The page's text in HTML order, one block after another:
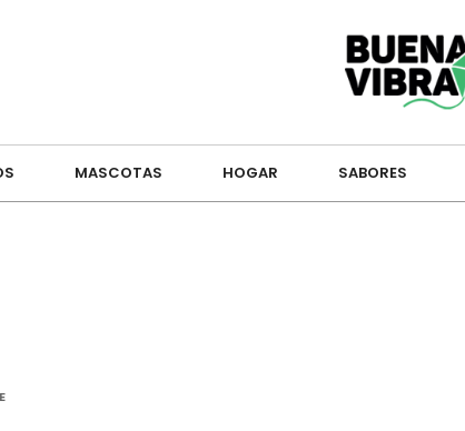
MASCOTAS HOGAR SABORES